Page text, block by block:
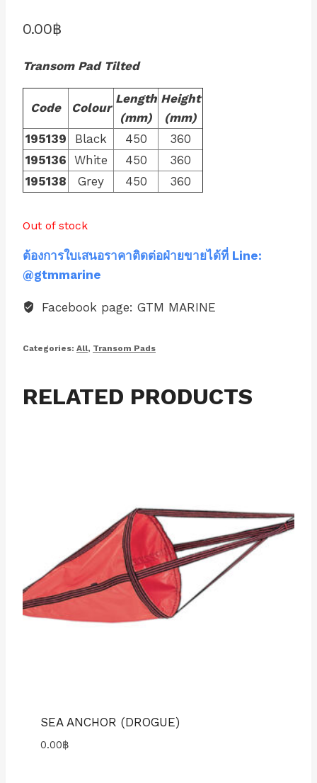
0.00฿
Transom Pad Tilted
Code Colour
Length
(mm)
Height
(mm)
195139
Black 450
360
195136 White 450
360
195138
Grey 450 360
Out of stock
ต้องการใบเสนอราคาติดต่อฝ่ายขายได้ที่ Line:
@gtmmarine
Facebook page: GTM MARINE
Categories: All, Transom Pads
RELATED PRODUCTS
SEA ANCHOR (DROGUE)
0.00฿